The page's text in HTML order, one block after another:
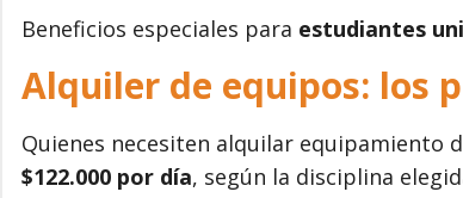
Beneficios especiales para estudiantes
Alquiler de equipos: los
Quienes necesiten alquilar equipamiento
$122.000 por día, según la disciplina